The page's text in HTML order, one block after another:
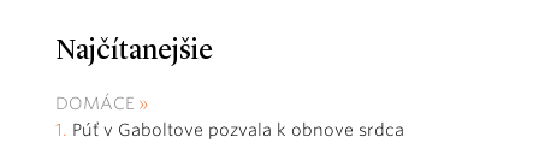
Najčítanejšie
DOMÁCE
Púť v Gaboltove pozvala k obnove srdca